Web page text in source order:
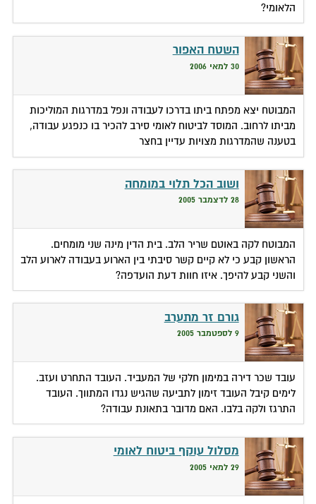
הלאומי?
השטח האפור
30 למאי 2006
המבוטח יצא מפתח ביתו בדרכו לעבודה ונפל במדרגות המוליכות
מביתו לרחוב. המוסד לביטוח לאומי סירב להכיר בו כנפגע עבודה,
בטענה שהמדרגות מצויות עדיין בחצר
ושוב הכל תלוי במומחה
28 לדצמבר 2005
המבוטח לקה באוטם שריר הלב. בית הדין מינה שני מומחים.
הראשון קבע כי לא קיים קשר סיבתי בין הארוע בעבודה לארוע הלב
והשני קבע להיפך. איזו חוות דעת הועדפה?
גורם זר מתערב
9 לספטמבר 2005
עובד שכר דירה במימון חלקי של המעביד. העובד התחרט ועזב.
לימים קיבל העובד זימון לתביעה שהגיש נגדו המתווך. העובד
התרגז ולקה בלבו. האם מדובר בתאונת עבודה?
מסלול עוקף ביטוח לאומי
29 למאי 2005